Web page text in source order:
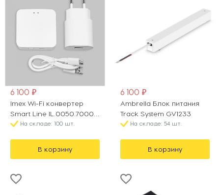
6 100 ₽
Imex Wi-Fi конвертер
Smart Line IL.0050.7000-
WHНа складе: 100 шт.
В корзину
6 100 ₽
Ambrella Блок питания
Track System GV1233
На складе: 54 шт.
В корзину